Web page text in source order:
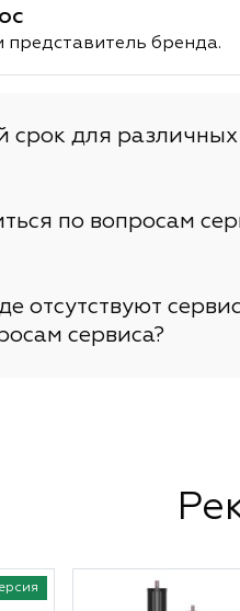
представитель бренда.
срок для
по вопросам
отсутствуют
сервиса?